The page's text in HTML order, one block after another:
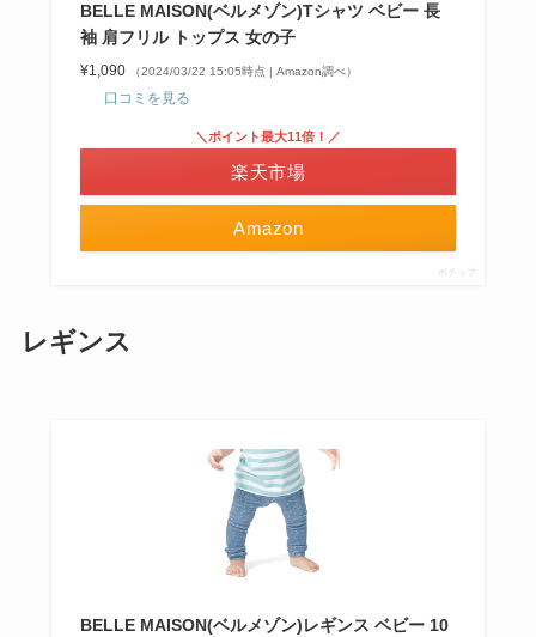
BELLE MAISON(ベルメゾン)Tシャツ ベビー 長
袖 肩フリル トップス 女の子
¥1,090 （2024/03/22 15:05時点 | Amazon調べ）
口コミを見る
Amazon
＼ポイント最大11倍！／
楽天市場
ポチップ
レギンス
BELLE MAISON(ベルメゾン)レギンス ベビー 10